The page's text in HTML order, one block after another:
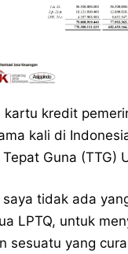
kartu kredit
kali di
Guna (TTG)
saya tidak ada
LPTQ, untuk
sesuatu yang